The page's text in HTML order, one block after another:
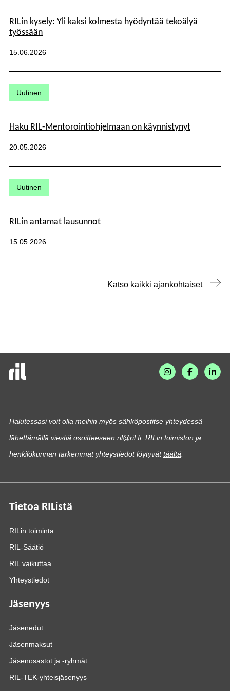
RILin kysely: Yli kaksi kolmesta hyödyntää tekoälyä
työssään
Julkaistu:
15.06.2026
Kategoriat:
Uutinen
Haku RIL-Mentorointiohjelmaan on käynnistynyt
Julkaistu:
20.05.2026
Kategoriat:
Uutinen
RILin antamat lausunnot
Julkaistu:
15.05.2026
Katso kaikki ajankohtaiset
Halutessasi voit olla meihin myös sähköpostitse yhteydessä
lähettämällä viestiä osoitteeseen ril@ril.fi. RILin toimiston ja
henkilökunnan tarkemmat yhteystiedot löytyvättäältä
Tietoa RIListä
RILin toiminta
RIL-Säätiö
RIL vaikuttaa
Yhteystiedot
Jäsenyys
Jäsenedut
Jäsenmaksut
Jäsenosastot ja -ryhmät
RIL-TEK-yhteisjäsenyys